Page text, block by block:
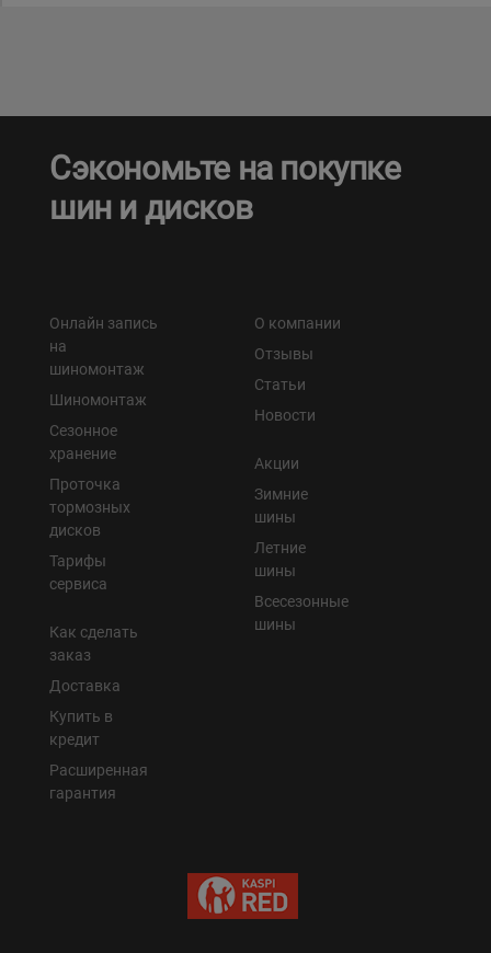
Сэкономьте на покупке
шин и дисков
Онлайн запись
на
шиномонтаж
Шиномонтаж
Сезонное
хранение
Проточка
тормозных
дисков
Тарифы
сервиса
Как сделать
заказ
Доставка
Купить в
кредит
Расширенная
гарантия
О компании
Отзывы
Статьи
Новости
Акции
Зимние
шины
Летние
шины
Всесезонные
шины